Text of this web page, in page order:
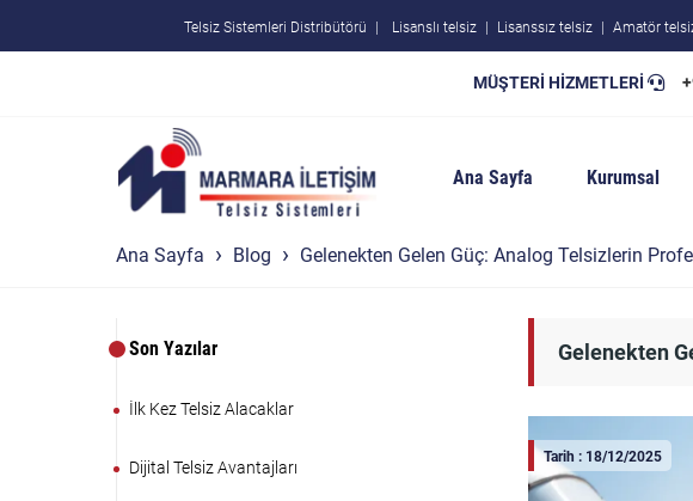
Telsiz Sistemleri Distribütörü Lisanslı telsiz Lisanssız telsiz Amatör
MÜŞTERİ HİZMETLERİ
Ana Sayfa Kurumsal
Ana Sayfa Blog Gelenekten Gelen Güç: Analog Telsizlerin
Son Yazılar
İlk Kez Telsiz Alacaklar
Dijital Telsiz Avantajları
Gelenekten
Tarih : 18/12/2025